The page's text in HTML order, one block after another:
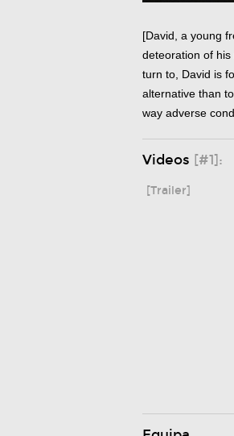
[David, a young
deteoration of
turn to, David is
alternative than
way adverse
Videos [#1]:
[Trailer]